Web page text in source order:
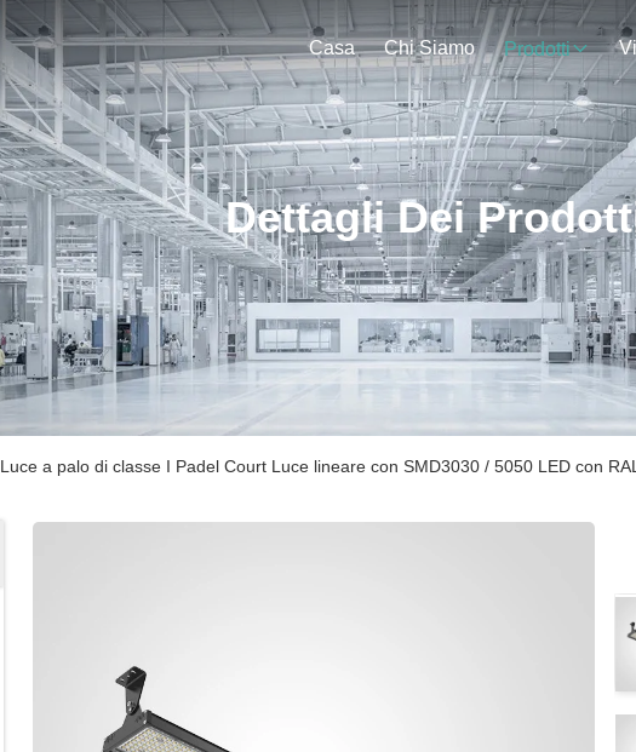
Casa Chi Siamo Prodotti
Dettagli Dei
Luce a palo di classe I Padel Court Luce lineare con SMD3030 / 5050 LED con